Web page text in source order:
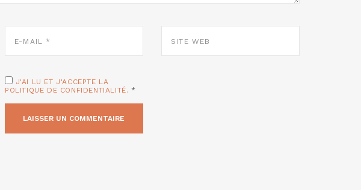
MAIL
WEB
J'AI LU ET J'ACCEPTE LA
POLITIQUE DE CONFIDENTIALITÉ. *